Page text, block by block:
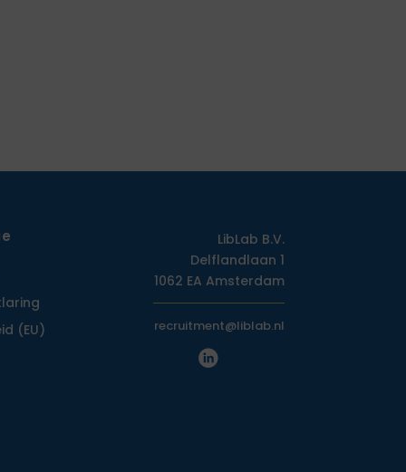
(EU)
LibLab B.V.
Delflandlaan 1
1062 EA Amsterdam
recruitment@liblab.nl